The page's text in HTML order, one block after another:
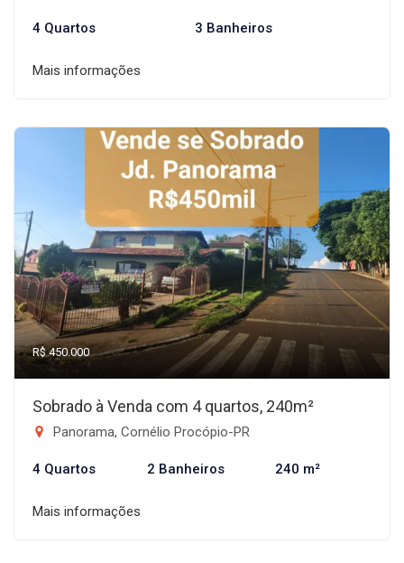
4 Quartos 3 Banheiros
Mais informações
R$ 450.000
Sobrado à Venda com 4 quartos, 240m²
Panorama, Cornélio Procópio-PR
4 Quartos 2 Banheiros 240 m²
Mais informações